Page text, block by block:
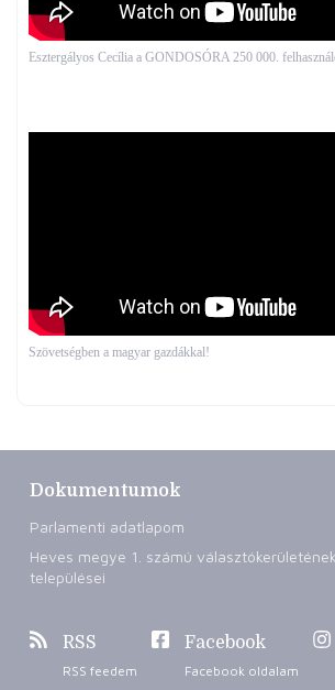
Esztergályos Cecília a GONDOSÓRA 250 000.
Szövetségben a magyar gazdákkal!
Dokumentumok
Parlamenti adatlapom
Heves megye 1. számú
települései
RSS
RSS feedem
Facebook
Facebook oldalam